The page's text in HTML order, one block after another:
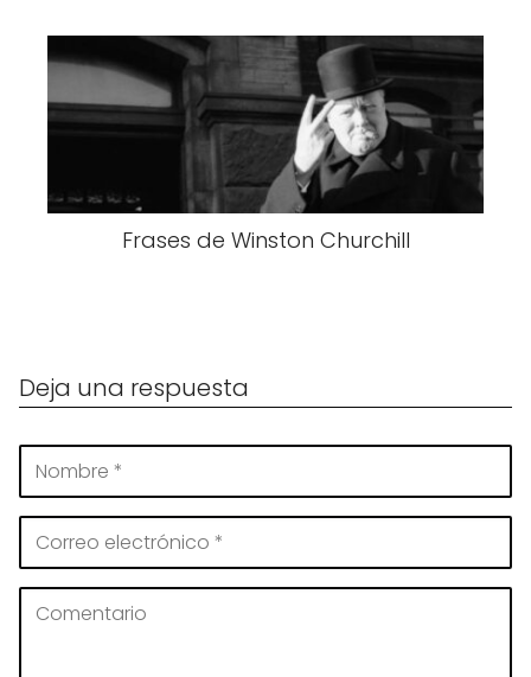
Frases de Winston Churchill
Deja una respuesta